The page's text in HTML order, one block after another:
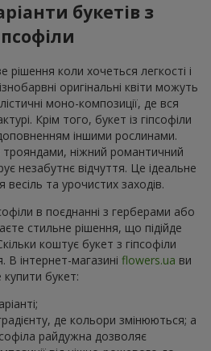
букетів з
рішення коли хочеться легкості і
оригінальні квіти можуть
моно-композиції, де вся
Крім того, букет із гіпсофіли
іншими рослинами.
трояндами, ніжний романтичний
незабутнє відчуття. Це ідеальне
та урочистих заходів.
в поєднанні з герберами або
стильне рішення, що підійде
коштує букет з гіпсофіли
В інтернет-магазині flowers.ua ви
купити букет:
де кольори змінюються; а
райдужна дозволяє